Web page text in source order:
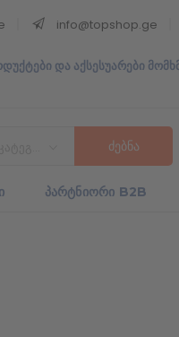
info@topshop.ge
და აქსესუარები
ᲞᲐᲠᲢᲜᲘᲝᲠᲘ B2B